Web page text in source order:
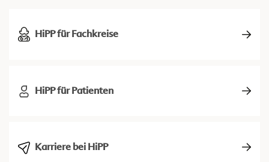
HiPP für Fachkreise
HiPP für Patienten
Karriere bei HiPP